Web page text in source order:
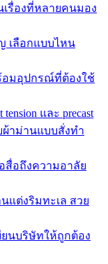
เรื่องที่หลายคนมอง
เลือกแบบไหน
อมอุปกรณ์ที่ต้องใช้
และ precast
าม่านแบบสั่งทำ
สื่อถึงความอาลัย
นแต่งริมทะเล สวย
นบริษัทให้ถูกต้อง